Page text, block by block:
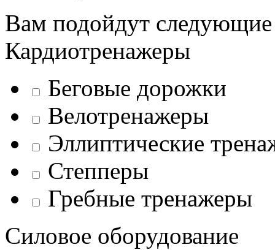
Вам подойдут
Кардиотренажеры
Беговые дорожки
Велотренажеры
Эллиптические
Степперы
Гребные тренажеры
Силовое оборудование